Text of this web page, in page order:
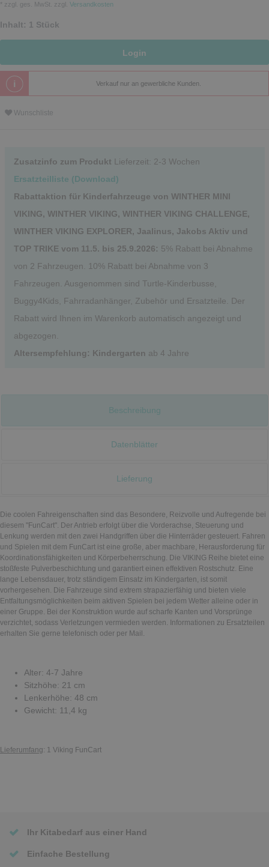
* zzgl. ges. MwSt. zzgl. Versandkosten
Inhalt: 1 Stück
Login
Verkauf nur an gewerbliche Kunden.
Wunschliste
Zusatzinfo zum Produkt Lieferzeit: 2-3 Wochen
Ersatzteilliste (Download)
Rabattaktion für Kinderfahrzeuge von WINTHER MINI
VIKING, WINTHER VIKING, WINTHER VIKING CHALLENGE,
WINTHER VIKING EXPLORER, Jaalinus, Jakobs Aktiv und
TOP TRIKE vom 11.5. bis 25.9.2026: 5% Rabatt bei Abnahme
von 2 Fahrzeugen. 10% Rabatt bei Abnahme von 3
Fahrzeugen. Ausgenommen sind Turtle-Kinderbusse,
Buggy4Kids, Fahrradanhänger, Zubehör und Ersatzteile. Der
Rabatt wird Ihnen im Warenkorb automatisch angezeigt und
abgezogen.
Altersempfehlung: Kindergarten ab 4 Jahre
Beschreibung
Datenblätter
Lieferung
Die coolen Fahreigenschaften sind das Besondere, Reizvolle und Aufregende bei
diesem "FunCart". Der Antrieb erfolgt über die Vorderachse, Steuerung und
Lenkung werden mit den zwei Handgriffen über die Hinterräder gesteuert. Fahren
und Spielen mit dem FunCart ist eine große, aber machbare, Herausforderung für
Koordinationsfähigkeiten und Körperbeherrschung. Die VIKING Reihe bietet eine
stoßfeste Pulverbeschichtung und garantiert einen effektiven Rostschutz. Eine
lange Lebensdauer, trotz ständigem Einsatz im Kindergarten, ist somit
vorhergesehen. Die Fahrzeuge sind extrem strapazierfähig und bieten viele
Entfaltungsmöglichkeiten beim aktiven Spielen bei jedem Wetter alleine oder in
einer Gruppe. Bei der Konstruktion wurde auf scharfe Kanten und Vorsprünge
verzichtet, sodass Verletzungen vermieden werden. Informationen zu Ersatzteilen
erhalten Sie gerne telefonisch oder per Mail.
Alter: 4-7 Jahre
Sitzhöhe: 21 cm
Lenkerhöhe: 48 cm
Gewicht: 11,4 kg
Lieferumfang: 1 Viking FunCart
Ihr Kitabedarf aus einer Hand
Einfache Bestellung